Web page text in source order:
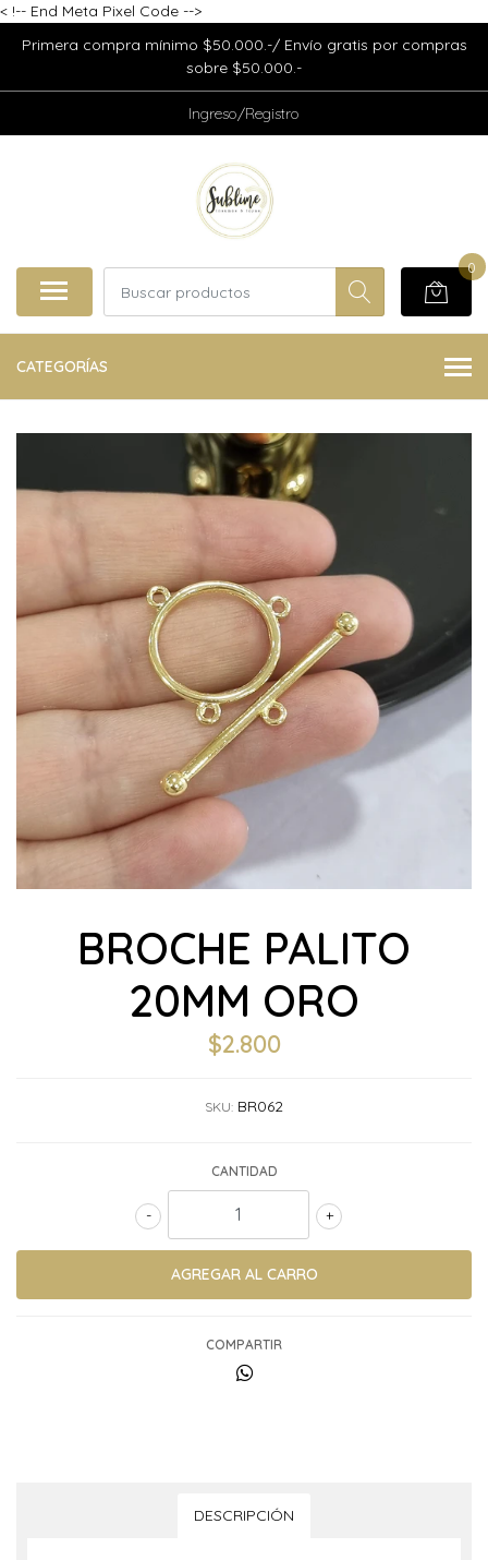
< !-- End Meta Pixel Code -->
Primera compra mínimo $50.000.-/ Envío gratis por compras
sobre $50.000.-
Ingreso/Registro
0
CATEGORÍAS
BROCHE PALITO
20MM ORO
$2.800
SKU: BR062
CANTIDAD
+
-
COMPARTIR
DESCRIPCIÓN